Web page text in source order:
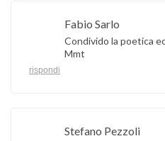
Fabio Sarlo
Condivido la poetica
Mmt
rispondi
Stefano Pezzoli